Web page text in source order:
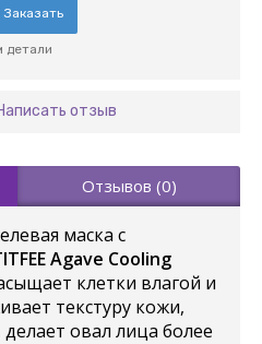
Заказать
детали
отзыв
Отзывов (0)
маска с
Agave Cooling
клетки влагой и
текстуру кожи,
овал лица более